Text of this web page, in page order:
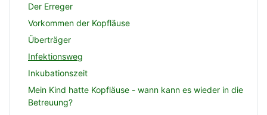
Der Erreger
Vorkommen der Kopfläuse
Überträger
Infektionsweg
Inkubationszeit
Mein Kind hatte Kopfläuse - wann kann es wieder in die
Betreuung?